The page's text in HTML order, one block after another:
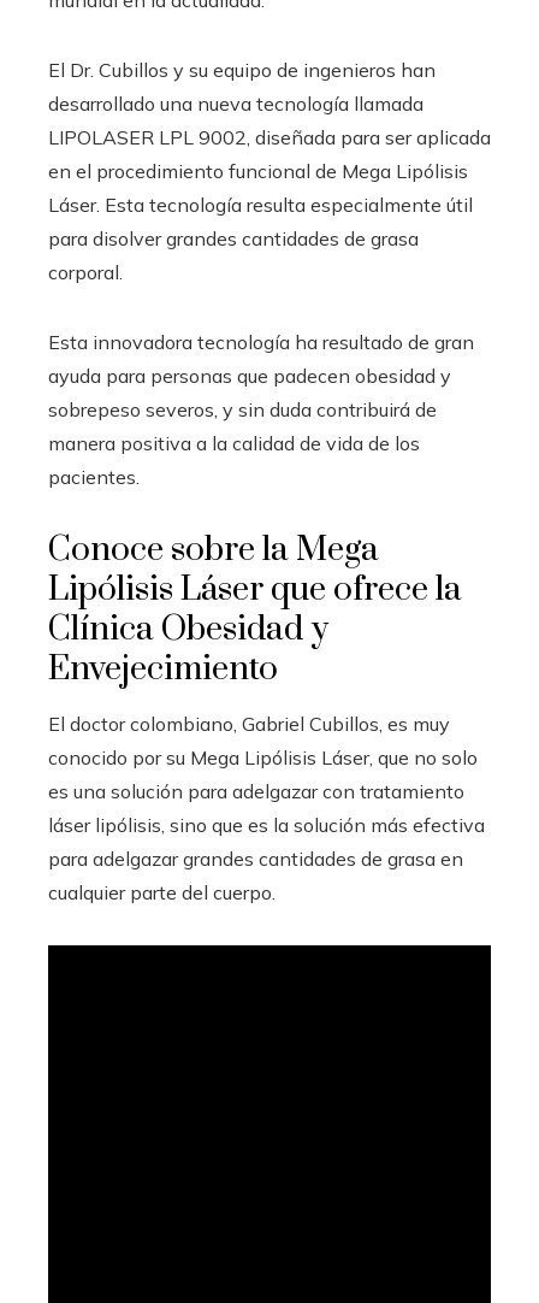
El Dr. Cubillos y su equipo de ingenieros han
desarrollado una nueva tecnología llamada
LIPOLASER LPL 9002, diseñada para ser aplicada
en el procedimiento funcional de Mega Lipólisis
Láser. Esta tecnología resulta especialmente útil
para disolver grandes cantidades de grasa
corporal.
Esta innovadora tecnología ha resultado de gran
ayuda para personas que padecen obesidad y
sobrepeso severos, y sin duda contribuirá de
manera positiva a la calidad de vida de los
pacientes.
Conoce sobre la Mega
Lipólisis Láser que ofrece la
Clínica Obesidad y
Envejecimiento
El doctor colombiano, Gabriel Cubillos, es muy
conocido por su Mega Lipólisis Láser, que no solo
es una solución para adelgazar con tratamiento
láser lipólisis, sino que es la solución más efectiva
para adelgazar grandes cantidades de grasa en
cualquier parte del cuerpo.